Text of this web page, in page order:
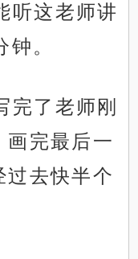
听这老师讲
。
完了老师刚
画完最后一
过去快半个